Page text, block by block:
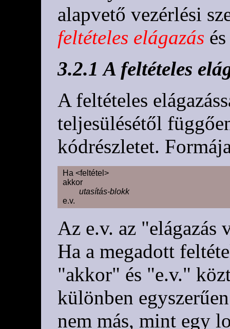
alapvető vezérlési
feltételes elágazás
3.2.1 A feltételes
A feltételes
teljesülésétől
kódrészletet.
Ha <feltétel>
akkor
utasítás-blokk
Az e.v. az "elágazás
Ha a megadott
"akkor" és "e.v."
különben
nem más, mint egy